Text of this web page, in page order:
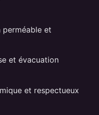
perméable et
et évacuation
et respectueux